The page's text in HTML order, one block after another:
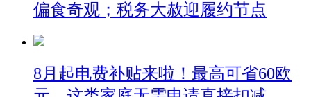
偏食奇观；税务大赦迎履约节点
8月起电费补贴来啦！最高可省60欧